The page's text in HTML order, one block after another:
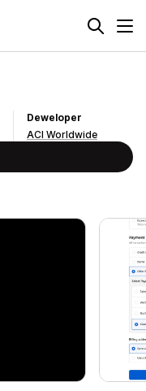
Deweloper
ACI Worldwide